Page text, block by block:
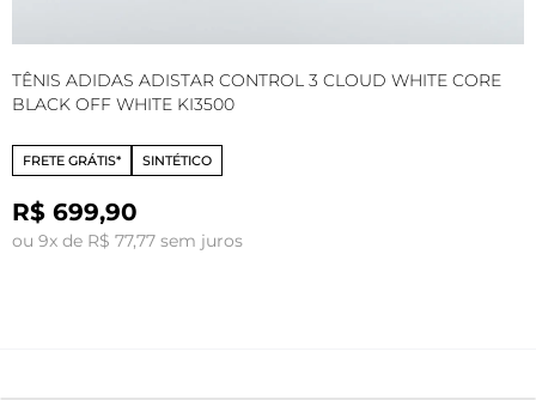
TÊNIS ADIDAS ADISTAR CONTROL 3 CLOUD WHITE CORE
BLACK OFF WHITE KI3500
FRETE GRÁTIS* SINTÉTICO
R$ 699,90
ou 9x de R$ 77,77 sem juros